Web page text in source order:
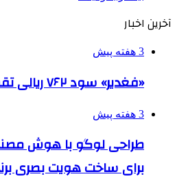
آخرین اخبار
3 هفته پیش
«فغدیر» سود ۷۶۲ ریالی تقسیم کرد
3 هفته پیش
طراحی لوگو با هوش
برای ساخت هویت بصری